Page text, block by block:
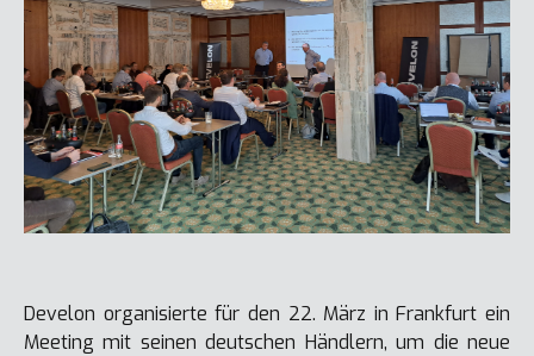
Develon organisierte für den 22. März in Frankfurt ein
Meeting mit seinen deutschen Händlern, um die neue